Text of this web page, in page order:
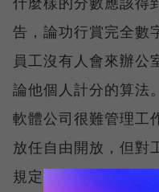
告，論功行賞完全數
員工沒有人會來辦公
論他個人計分的算法。
軟體公司很難管理工
放任自由開放，但對
規定；從成果上來管